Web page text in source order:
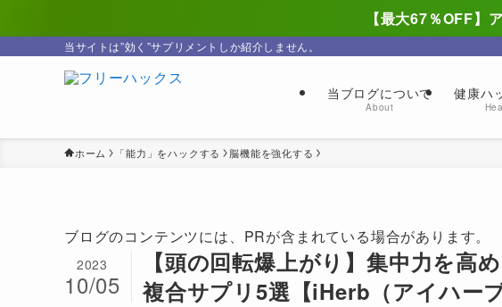
【最大67％OFF】
当サイトは”効く”サプリメントしか紹介しません。
当ブログについて
About
健康ハ
ホーム 「能力」をハックする 脳機能を強化する
ブログのコンテンツには、PRが含まれている場合があります。
【頭の回転爆上がり】集中力を高
複合サプリ5選【iHerb（アイハーブ
2023
10/05